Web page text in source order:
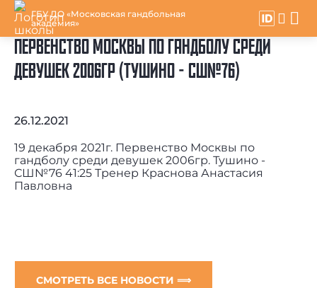
ГБУ ДО «Московская гандбольная
академия»
ПЕРВЕНСТВО МОСКВЫ ПО ГАНДБОЛУ СРЕДИ
ДЕВУШЕК 2006ГР (ТУШИНО - СШ№76)
26.12.2021
19 декабря 2021г. Первенство Москвы по
гандболу среди девушек 2006гр. Тушино -
СШ№76 41:25 Тренер Краснова Анастасия
Павловна
СМОТРЕТЬ ВСЕ НОВОСТИ ⟹